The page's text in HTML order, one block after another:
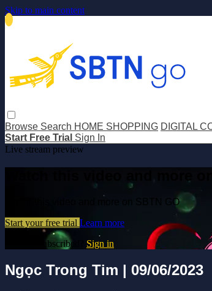
Skip to main content
Browse Search HOME SHOPPING DIGITAL
Start Free Trial Sign In
Live stream preview
Watch this video and more
Watch this video and more on SBTN GO
Start your free trial Learn more
Already subscribed? Sign in
Ngọc Trong Tim | 09/06/2023